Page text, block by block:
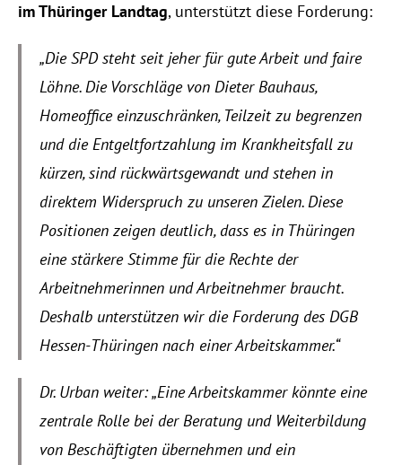
Experts
im Thüringer Landtag, unterstützt diese Forderung:
„Die SPD steht seit jeher für gute Arbeit und faire
Löhne. Die Vorschläge von Dieter Bauhaus,
Homeoffice einzuschränken, Teilzeit zu begrenzen
und die Entgeltfortzahlung im Krankheitsfall zu
kürzen, sind rückwärtsgewandt und stehen in
direktem Widerspruch zu unseren Zielen. Diese
Positionen zeigen deutlich, dass es in Thüringen
eine stärkere Stimme für die Rechte der
Arbeitnehmerinnen und Arbeitnehmer braucht.
Deshalb unterstützen wir die Forderung des DGB
Hessen-Thüringen nach einer Arbeitskammer.“
Dr. Urban weiter: „Eine Arbeitskammer könnte eine
zentrale Rolle bei der Beratung und Weiterbildung
von Beschäftigten übernehmen und ein